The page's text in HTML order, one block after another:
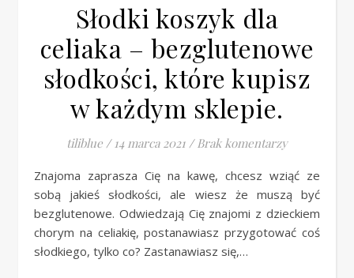
Słodki koszyk dla
celiaka – bezglutenowe
słodkości, które kupisz
w każdym sklepie.
tiliblue / 14 marca 2021 / Brak komentarzy
Znajoma zaprasza Cię na kawę, chcesz wziąć ze
sobą jakieś słodkości, ale wiesz że muszą być
bezglutenowe. Odwiedzają Cię znajomi z dzieckiem
chorym na celiakię, postanawiasz przygotować coś
słodkiego, tylko co? Zastanawiasz się,…